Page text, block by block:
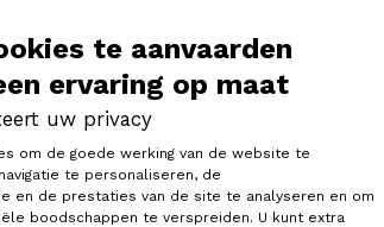
te aanvaarden
ervaring op maat
uw privacy
om de goede werking van de website te
te personaliseren, de
en de prestaties van de site te analyseren en om
boodschappen te verspreiden. U kunt extra
Axeptio consent